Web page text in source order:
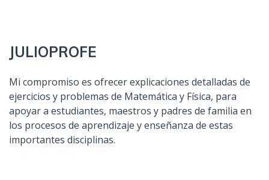
JULIOPROFE
Mi compromiso es ofrecer explicaciones detalladas de
ejercicios y problemas de Matemática y Física, para
apoyar a estudiantes, maestros y padres de familia en
los procesos de aprendizaje y enseñanza de estas
importantes disciplinas.